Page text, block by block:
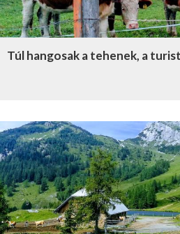
Túl hangosak a tehenek, a